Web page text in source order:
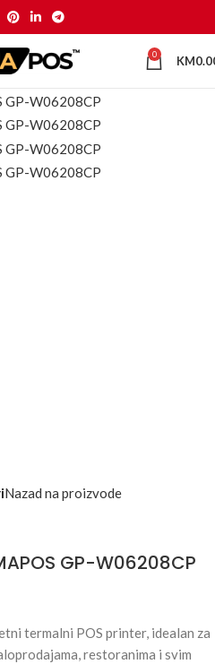
0 KM
Nazad na proizvode
GP-W06208CP
termalni POS printer, idealan za
restoranima i svim